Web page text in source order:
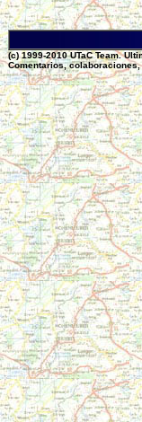
(c) 1999-2010 UTaC Team.
Comentarios, colaboraciones,